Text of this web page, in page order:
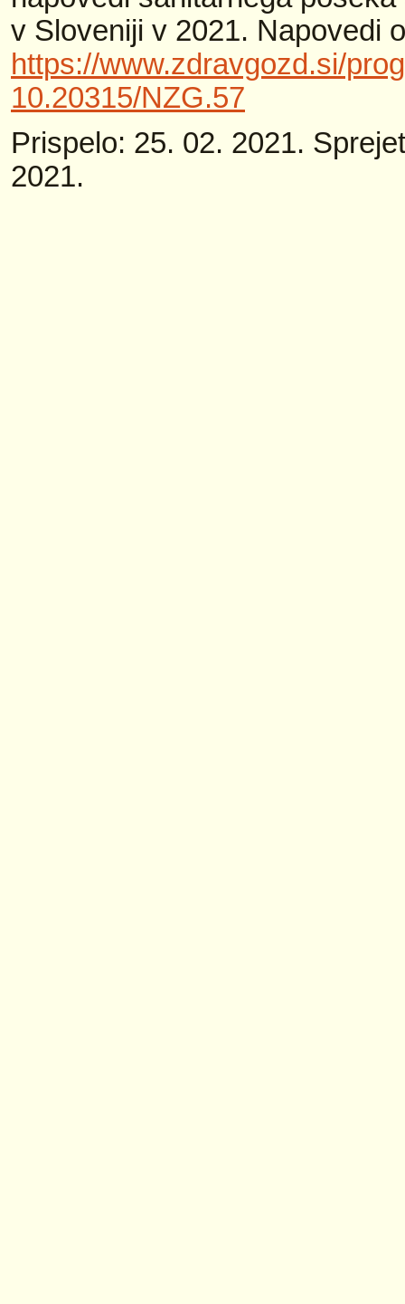
v Sloveniji v 2021. Napovedi
https://www.zdravgozd.si/
10.20315/NZG.57
Prispelo: 25. 02. 2021.
2021.